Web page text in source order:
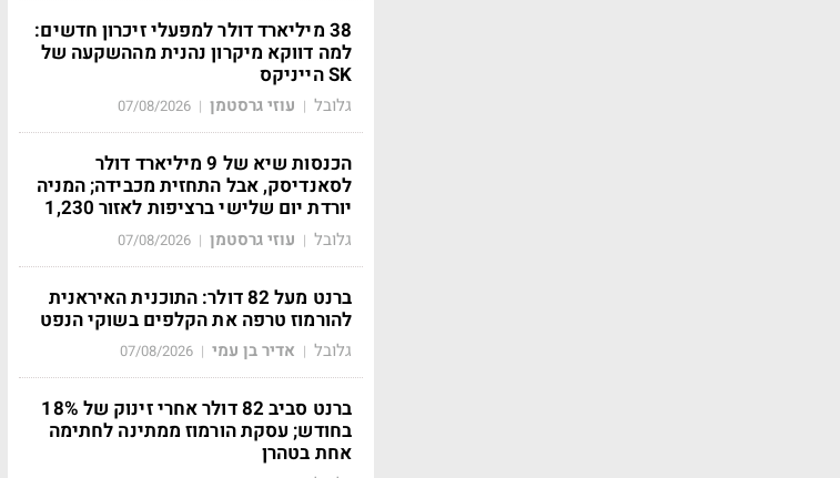
38 מיליארד דולר למפעלי זיכרון חדשים:
למה דווקא מיקרון נהנית מההשקעה של
SK הייניקס
גלובל | עוזי גרסטמן |
07/08/2026
הכנסות שיא של 9 מיליארד דולר
לסאנדיסק, אבל התחזית מכבידה; המניה
יורדת יום שלישי ברציפות לאזור 1,230
גלובל | עוזי גרסטמן |
07/08/2026
ברנט מעל 82 דולר: התוכנית האיראנית
להורמוז טרפה את הקלפים בשוקי הנפט
גלובל | אדיר בן עמי |
07/08/2026
ברנט סביב 82 דולר אחרי זינוק של 18%
בחודש; עסקת הורמוז ממתינה לחתימה
אחת בטהרן